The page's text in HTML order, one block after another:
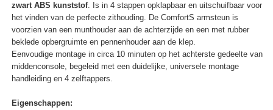
zwart ABS kunststof. Is in 4 stappen opklapbaar en uitschuifbaar voor
het vinden van de perfecte zithouding. De ComfortS armsteun is
voorzien van een munthouder aan de achterzijde en een met rubber
beklede opbergruimte en pennenhouder aan de klep.
Eenvoudige montage in circa 10 minuten op het achterste gedeelte van
middenconsole, begeleid met een duidelijke, universele montage
handleiding en 4 zelftappers.
Eigenschappen: